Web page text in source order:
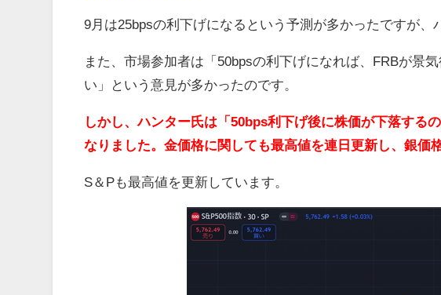
9月は25bpsの利下げになるという予測が多かったですが、
また、市場参加者は「50bpsの利下げになれば、FRBが景
い」という意見が多かったのです。
しかし、ハンター氏は「50bps利下げ後に株価が下落する
なりました。金価格に関しても最高値を連日更新し、銀価
S＆Pも最高値を更新しています。